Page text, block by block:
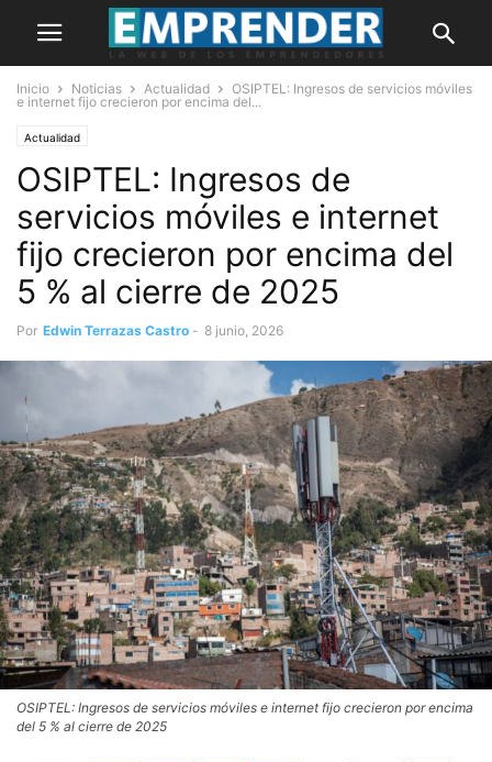
Inicio Noticias Actualidad
OSIPTEL: Ingresos de servicios móviles
e internet fijo crecieron por encima del...
Actualidad
OSIPTEL: Ingresos de
servicios móviles e internet
fijo crecieron por encima del
5 % al cierre de 2025
Por Edwin Terrazas Castro - 8 junio, 2026
OSIPTEL: Ingresos de servicios móviles e internet fijo crecieron por encima
del 5 % al cierre de 2025